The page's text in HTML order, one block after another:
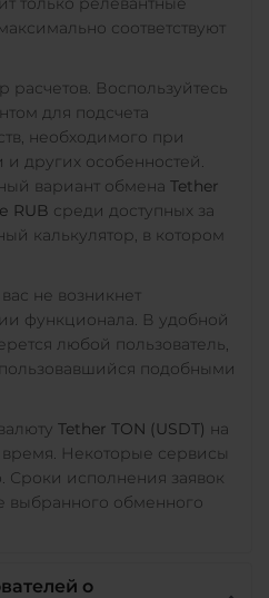
соответствуют
расчетов. Воспользуйтесь
для подсчета
необходимого при
и других особенностей.
вариант обмена Tether
RUB среди доступных за
калькулятор, в котором
не возникнет
функционала. В удобной
любой пользователь,
подобными
Tether TON (USDT) на
Некоторые сервисы
Сроки исполнения заявок
выбранного обменного
о